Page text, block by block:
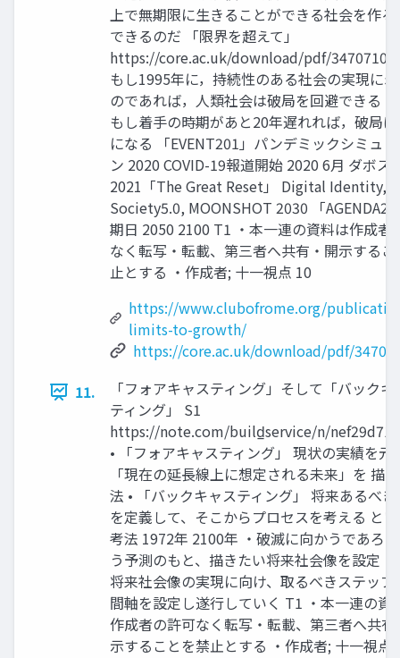
上で無期限に生きることができる社会を作る
できるのだ 「限界を超えて」
https://core.ac.uk/download/pdf/
もし1995年に，持続性のある社会の実現に
のであれば，人類社会は破局を回避できる
もし着手の時期があと20年遅れれば，破局
になる 「EVENT201」パンデミックシミュ
ン 2020 COVID-19報道開始 2020 6月 ダボス
2021「The Great Reset」 Digital Identity,
Society5.0, MOONSHOT 2030 「
期日 2050 2100 T1 ・本一連の資料は作成者
なく転写・転載、第三者へ共有・開示する
止とする ・作成者; 十一視点 10
https://www.clubofrome.org/
limits-to-growth/
https://core.ac.uk/download/pdf/
11.
「フォアキャスティング」そして「バックキ
ティング」 S1
https://note.com/build̲service/n/
• 「フォアキャスティング」 現状の実績を元
「現在の延長線上に想定される未来」を 描
法 • 「バックキャスティング」 将来あるべ
を定義して、そこからプロセスを考える と
考法 1972年 2100年 ・破滅に向かうであろ
う予測のもと、描きたい将来社会像を設定
将来社会像の実現に向け、取るべきステップ
間軸を設定し遂行していく T1 ・本一連の資
作成者の許可なく転写・転載、第三者へ共有
示することを禁止とする ・作成者; 十一視点